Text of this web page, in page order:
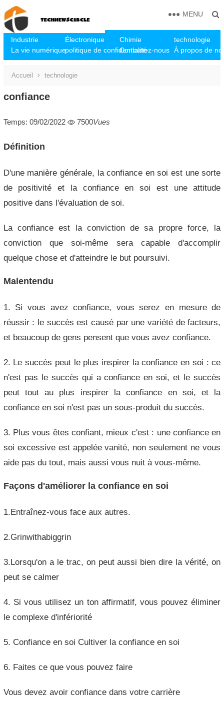
Industrie Électronique Chimie
technologie
La vie numériquepolitique de confidentialité
Contactez-nous À propos de
MENU
Accueil technologie
confiance
Temps: 09/02/2022 7500Vues
Définition
D'une manière générale, la confiance en soi est une sorte
de positivité et la confiance en soi est une attitude
positive dans l'évaluation de soi.
La confiance est la conviction de sa propre force, la
conviction que soi-même sera capable d'accomplir
quelque chose et d'atteindre le but poursuivi.
Malentendu
1. Si vous avez confiance, vous serez en mesure de
réussir : le succès est causé par une variété de facteurs,
et beaucoup de gens pensent que vous avez confiance.
2. Le succès peut le plus inspirer la confiance en soi : ce
n'est pas le succès qui a confiance en soi, et le succès
peut tout au plus inspirer la confiance en soi, et la
confiance en soi n'est pas un sous-produit du succès.
3. Plus vous êtes confiant, mieux c'est : une confiance en
soi excessive est appelée vanité, non seulement ne vous
aide pas du tout, mais aussi vous nuit à vous-même.
Façons d'améliorer la confiance en soi
1.Entraînez-vous face aux autres.
2.Grinwithabiggrin
3.Lorsqu'on a le trac, on peut aussi bien dire la vérité, on
peut se calmer
4. Si vous utilisez un ton affirmatif, vous pouvez éliminer
le complexe d'infériorité
5. Confiance en soi Cultiver la confiance en soi
6. Faites ce que vous pouvez faire
Vous devez avoir confiance dans votre carrière